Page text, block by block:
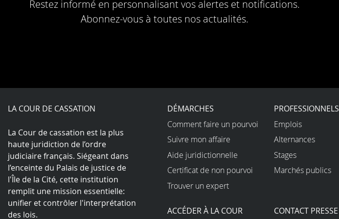
Restez informé en personnalisant vos alertes et notifications.
Abonnez-vous à toutes nos actualités.
LA COUR DE CASSATION
La Cour de cassation est la plus
haute juridiction de l’ordre
judiciaire français. Siégeant dans
l’enceinte du Palais de justice de
l'Île de la Cité, cette institution
remplit une mission essentielle:
unifier et contrôler l'interprétation
des lois.
DÉMARCHES
Comment faire un pourvoi
Suivre mon affaire
Aide juridictionnelle
Certificat de non pourvoi
Trouver un expert
PROFESSIONNELS
Emplois
Alternances
Stages
Marchés publics
ACCÉDER À LA COUR CONTACT PRESSE